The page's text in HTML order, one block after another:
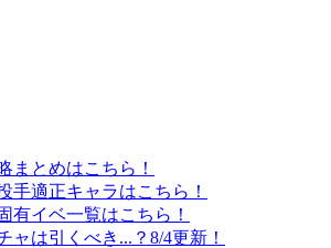
まとめはこちら！
手適正キャラはこちら！
有イベ一覧はこちら！
ャは引くべき...？8/4更新！